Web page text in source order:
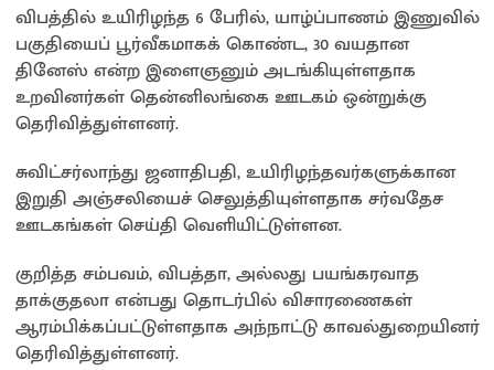
விபத்தில் உயிரிழந்த 6 பேரில், யாழ்ப்பாணம் இணுவில்
பகுதியைப் பூர்வீகமாகக் கொண்ட, 30 வயதான
தினேஸ் என்ற இளைஞனும் அடங்கியுள்ளதாக
உறவினர்கள் தென்னிலங்கை ஊடகம் ஒன்றுக்கு
தெரிவித்துள்ளனர்.
சுவிட்சர்லாந்து ஜனாதிபதி, உயிரிழந்தவர்களுக்கான
இறுதி அஞ்சலியைச் செலுத்தியுள்ளதாக சர்வதேச
ஊடகங்கள் செய்தி வெளியிட்டுள்ளன.
குறித்த சம்பவம், விபத்தா, அல்லது பயங்கரவாத
தாக்குதலா என்பது தொடர்பில் விசாரணைகள்
ஆரம்பிக்கப்பட்டுள்ளதாக அந்நாட்டு காவல்துறையினர்
தெரிவித்துள்ளனர்.